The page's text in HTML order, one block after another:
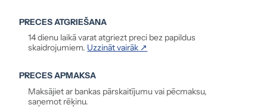
PRECES ATGRIEŠANA
14 dienu laikā varat atgriezt preci bez papildus
skaidrojumiem. Uzzināt vairāk ↗
PRECES APMAKSA
Maksājiet ar bankas pārskaitījumu vai pēcmaksu,
saņemot rēķinu.